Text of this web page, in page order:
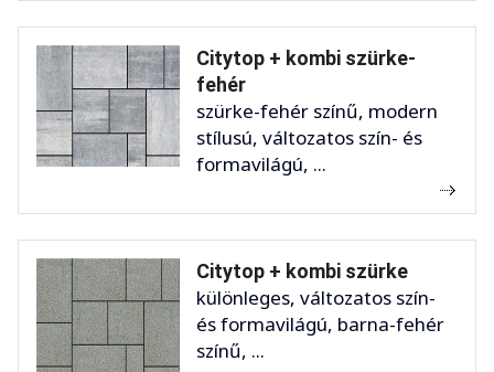
Citytop + kombi szürke-
fehér
szürke-fehér színű, modern
stílusú, változatos szín- és
formavilágú, ...
Citytop + kombi szürke
különleges, változatos szín-
és formavilágú, barna-fehér
színű, ...